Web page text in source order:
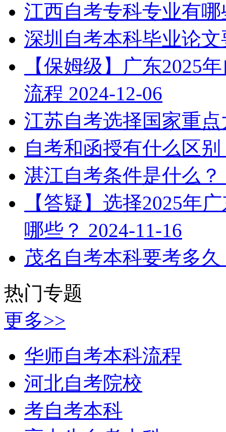
江西自考专科专业有哪
深圳自考本科毕业论
【保姆级】广东2025
流程 2024-12-06
江苏自考选择国家重
自考和函授有什么区别
湛江自考条件是什么？
【答疑】选择2025年
哪些？ 2024-11-16
茂名自考本科要考多久
热门专题
更多>>
华师自考本科流程
河北自考院校
考自考本科